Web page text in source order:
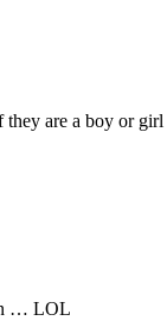
are a boy or
… LOL